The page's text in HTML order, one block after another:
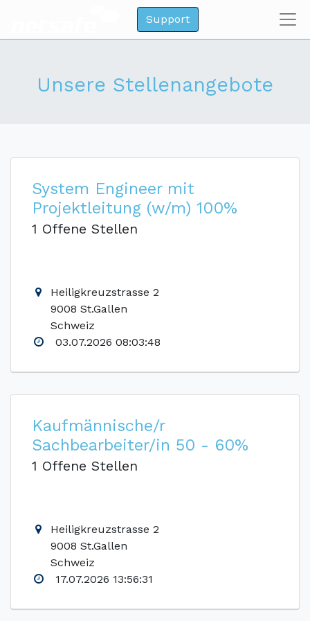
Support
Unsere Stellenangebote
System Engineer mit
Projektleitung (w/m) 100%
1 Offene Stellen
Heiligkreuzstrasse 2
9008 St.Gallen
Schweiz
03.07.2026 08:03:48
Kaufmännische/r
Sachbearbeiter/in 50 - 60%
1 Offene Stellen
Heiligkreuzstrasse 2
9008 St.Gallen
Schweiz
17.07.2026 13:56:31